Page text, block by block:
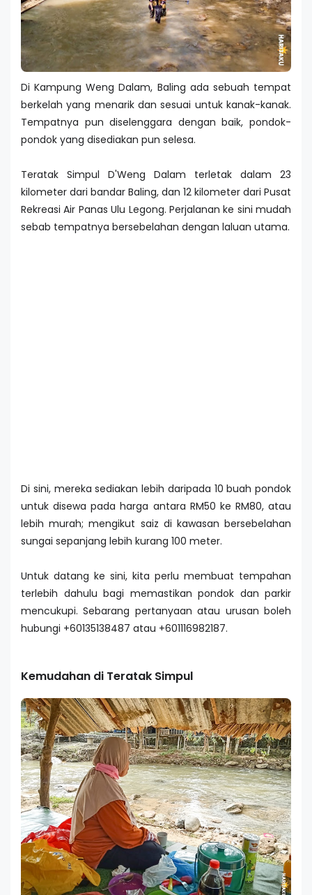
Di Kampung Weng Dalam, Baling ada sebuah tempat
berkelah yang menarik dan sesuai untuk kanak-kanak.
Tempatnya pun diselenggara dengan baik, pondok-
pondok yang disediakan pun selesa.
Teratak Simpul D'Weng Dalam terletak dalam 23
kilometer dari bandar Baling, dan 12 kilometer dari Pusat
Rekreasi Air Panas Ulu Legong. Perjalanan ke sini mudah
sebab tempatnya bersebelahan dengan laluan utama.
Di sini, mereka sediakan lebih daripada 10 buah pondok
untuk disewa pada harga antara RM50 ke RM80, atau
lebih murah; mengikut saiz di kawasan bersebelahan
sungai sepanjang lebih kurang 100 meter.
Untuk datang ke sini, kita perlu membuat tempahan
terlebih dahulu bagi memastikan pondok dan parkir
mencukupi. Sebarang pertanyaan atau urusan boleh
hubungi +60135138487 atau +601116982187.
Kemudahan di Teratak Simpul